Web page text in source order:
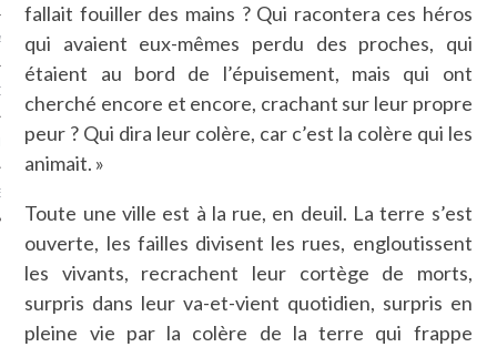
CARAVELLE
PODCAST
SUIVEZ-NOUS
fallait fouiller des mains ? Qui racontera ces héros
qui avaient eux-mêmes perdu des proches, qui
étaient au bord de l’épuisement, mais qui ont
cherché encore et encore, crachant sur leur propre
peur ? Qui dira leur colère, car c’est la colère qui les
animait. »
Toute une ville est à la rue, en deuil. La terre s’est
ouverte, les failles divisent les rues, engloutissent
les vivants, recrachent leur cortège de morts,
surpris dans leur va-et-vient quotidien, surpris en
pleine vie par la colère de la terre qui frappe